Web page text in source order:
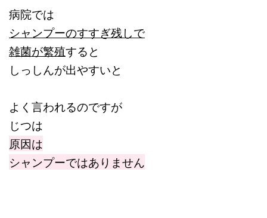
病院では
シャンプーのすすぎ残しで
雑菌が繁殖すると
しっしんが出やすいと
よく言われるのですが
じつは
原因は
シャンプーではありません